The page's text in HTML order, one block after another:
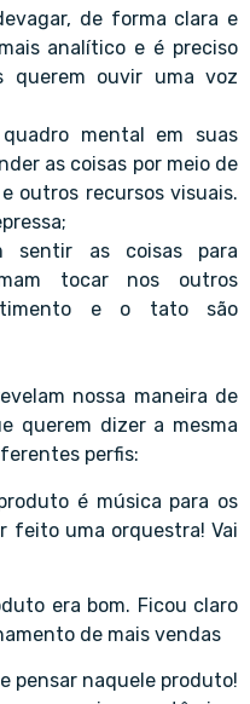
de forma clara e
analítico e é preciso
querem ouvir uma voz
mental em suas
as coisas por meio de
outros recursos visuais.
sentir as coisas para
tocar nos outros
e o tato são
nossa maneira de
querem dizer a mesma
perfis:
é música para os
feito uma orquestra! Vai
era bom. Ficou claro
de mais vendas
pensar naquele produto!